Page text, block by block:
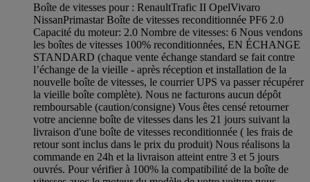
Boîte de vitesses pour : RenaultTrafic II OpelVivaro
NissanPrimastar Boîte de vitesses reconditionnée PF6 2.0
Capacité du moteur: 2.0 Nombre de vitesses: 6 Nous vendons
les boîtes de vitesses 100% reconditionnées, EN ÉCHANGE
STANDARD (chaque vente échange standard se fait contre
l’échange de la vieille - après réception et installation de la
nouvelle boîte de vitesses, le courrier UPS va passer récupérer
la vieille boîte complète). Nous ne facturons aucun dépôt
remboursable (caution/consigne) Vous êtes censé retourner
votre ancienne boîte de vitesses dans les 21 jours suivant la
livraison d'une boîte de vitesses reconditionnée ( les frais de
retour sont inclus dans le prix du produit) Nous réalisons la
commande en 24h et la livraison atteint entre 3 et 5 jours
ouvrés. Pour vérifier à 100% la compatibilité de la boîte de